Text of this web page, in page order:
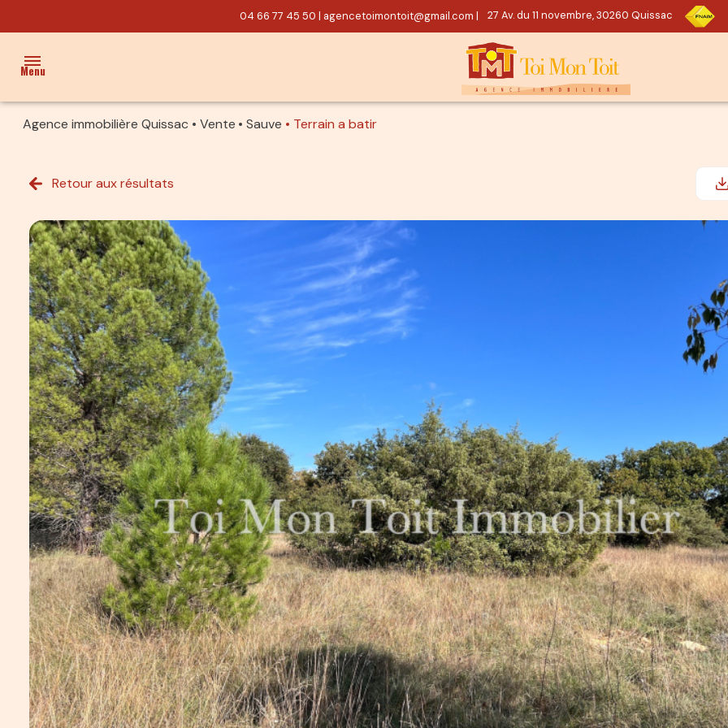
04 66 77 45 50 | agencetoimontoit@gmail.com | 27 Av. du 11 novembre, 30260 Quissac
Menu
VENTES
PROPRIÉTÉ/CHARME
MAISON
TERRAIN
ACTUALITÉS
ALERTE
E-MAIL
ESTIMATION
CONTACT
Agence immobilière Quissac Vente Sauve Terrain a batir
Retour aux résultats